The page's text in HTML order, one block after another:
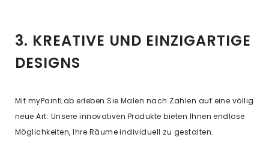
3. KREATIVE UND EINZIGARTIGE
DESIGNS
Mit myPaintLab erleben Sie Malen nach Zahlen auf eine völlig
neue Art: Unsere innovativen Produkte bieten Ihnen endlose
Möglichkeiten, Ihre Räume individuell zu gestalten.